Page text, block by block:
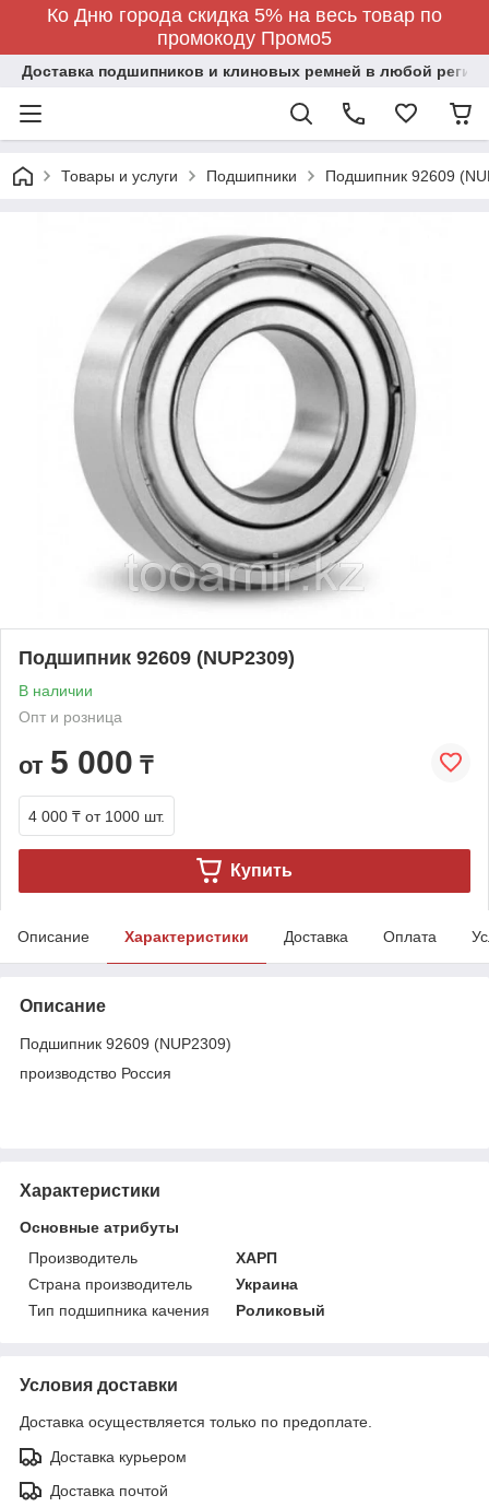
Ко Дню города скидка 5% на весь товар по
промокоду Промо5
Доставка подшипников и клиновых ремней в любой регион
Товары и услуги Подшипники Подшипник 92609
Подшипник 92609 (NUP2309)
В наличии
Опт и розница
от 5 000 ₸
4 000 ₸ от 1000 шт.
Купить
Описание Характеристики Доставка Оплата
Описание
Подшипник 92609 (NUP2309)
производство Россия
Характеристики
Основные атрибуты
Производитель
ХАРП
Страна производитель
Украина
Тип подшипника качения
Роликовый
Условия доставки
Доставка осуществляется только по предоплате.
Доставка курьером
Доставка почтой